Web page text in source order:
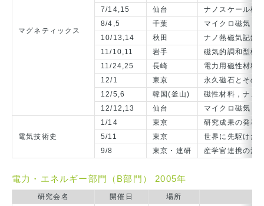
マグネティックス
7/14,15
仙台
ナノスケール構
8/4,5
千葉
マイクロ磁気ド
10/13,14
秋田
ナノ熱磁気記録
11/10,11
岩手
磁気的調和型機
11/24,25
長崎
電力用磁性材料
12/1
東京
永久磁石とその
12/5,6
韓国(釜山)
磁性材料，ナノ
12/12,13
仙台 マイクロ磁気ド
電気技術史
1/14 東京
研究成果の発表
5/11
東京
世界に先駆けた
9/8
東京・連研 産学官連携の流
電力・エネルギー部門（B部門） 2005年
研究会名 開催日 場所